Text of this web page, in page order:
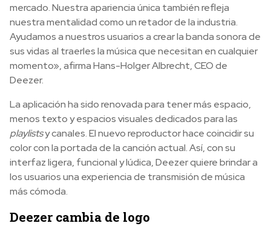
mercado. Nuestra apariencia única también refleja
nuestra mentalidad como un retador de la industria.
Ayudamos a nuestros usuarios a crear la banda sonora de
sus vidas al traerles la música que necesitan en cualquier
momento», afirma Hans-Holger Albrecht, CEO de
Deezer.
La aplicación ha sido renovada para tener más espacio,
menos texto y espacios visuales dedicados para las
playlistsy canales. El nuevo reproductor hace coincidir su
color con la portada de la canción actual. Así, con su
interfaz ligera, funcional y lúdica, Deezer quiere brindar a
los usuarios una experiencia de transmisión de música
más cómoda.
Deezer cambia de logo